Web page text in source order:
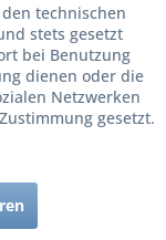
technischen
stets gesetzt
bei Benutzung
dienen oder die
Netzwerken
gesetzt.